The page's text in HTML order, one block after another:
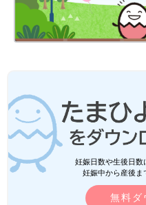
妊娠日数や生後日
妊娠中から産後ま
無料ダ